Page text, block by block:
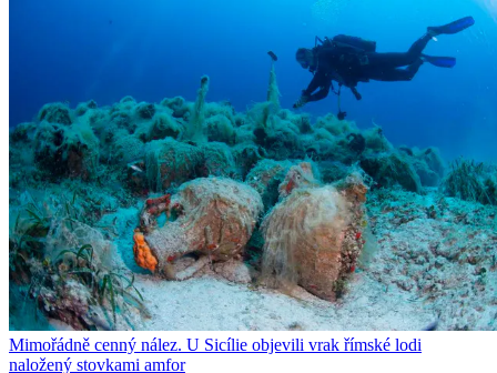
Mimořádně cenný nález. U Sicílie objevili vrak římské lodi
naložený stovkami amfor